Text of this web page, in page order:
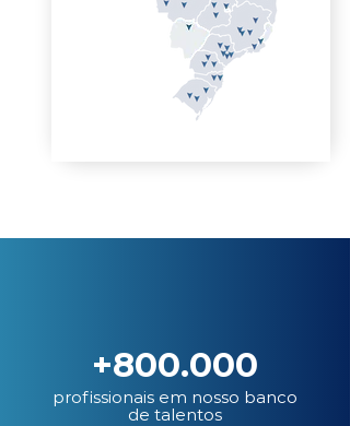
+800.000
profissionais em nosso banco
de talentos